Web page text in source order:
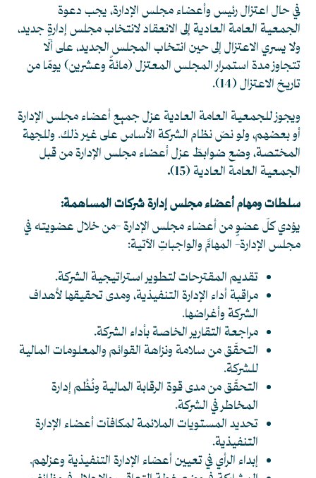
في حال اعتزال رئيس وأعضاء مجلس الإدارة، يجب دعوة
الجمعية العامة العادية إلى الانعقاد لانتخاب مجلس إدارةٍ جديد،
ولا يسري الاعتزال إلى حين انتخاب المجلس الجديد، على ألّا
تتجاوز مدة استمرار المجلس المعتزل (مائةً وعشرين) يومًا من
تاريخ الاعتزال(14)
.
ويجوز للجمعية العامة العادية عزل جميع أعضاء مجلس الإدارة
أو بعضهم، ولو نصّ نظام الشركة الأساس على غير ذلك. وللجهة
المختصة، وضع ضوابطَ عزل أعضاء مجلس الإدارة من قبل
الجمعية العامة العادية(15)
.
سلطات ومهام أعضاء مجلس إدارة شركات المساهمة:
يؤدي كلّ عضوٍ من أعضاء مجلس الإدارة -من خلال عضويته في
مجلس الإدارة- المهامَّ والواجباتِ الآتية:
تقديم المقترحات لتطوير استراتيجية الشركة.
مراقبة أداء الإدارة التنفيذية، ومدى تحقيقها لأهداف
الشركة وأغراضها.
مراجعة التقارير الخاصة بأداء الشركة.
التحقّق من سلامة ونزاهة القوائم والمعلومات المالية
للشركة.
التحقّق من مدى قوة الرقابة المالية ونُظُم إدارة
المخاطر في الشركة.
تحديد المستويات الملائمة لمكافآت أعضاء الإدارة
التنفيذية.
إبداء الرأي في تعيين أعضاء الإدارة التنفيذية وعزلهم.